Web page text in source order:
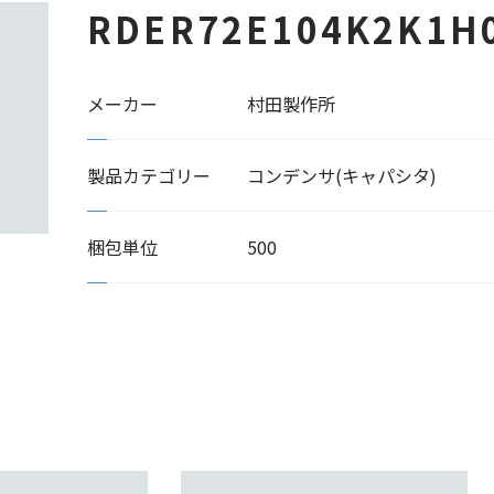
メーカー 村田製作所
製品カテゴリー コンデンサ(キャパシタ)
梱包単位 500